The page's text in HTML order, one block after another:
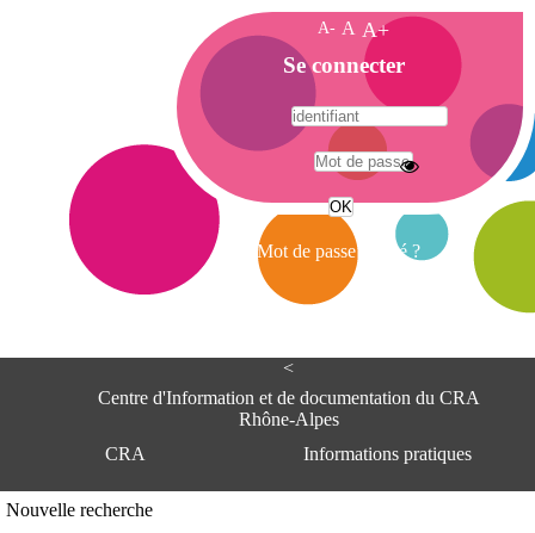
<
Centre d'Information et de documentation du CRA
Rhône-Alpes
CRA
Informations pratiques
Nouvelle recherche
A- A A+
A
c
c
e
i
Se connecter
Mot de passe oublié ?
A
e
e